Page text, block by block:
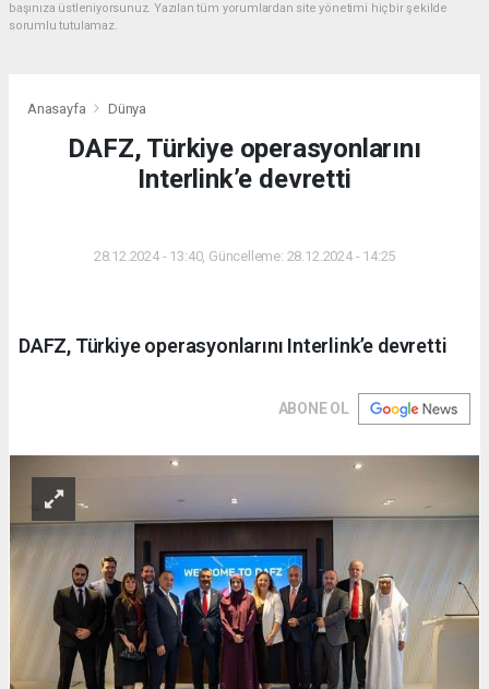
başınıza üstleniyorsunuz. Yazılan tüm yorumlardan site yönetimi hiçbir şekilde
sorumlu tutulamaz.
Anasayfa Dünya
DAFZ, Türkiye operasyonlarını
Interlink’e devretti
28.12.2024 - 13:40, Güncelleme: 28.12.2024 - 14:25
DAFZ, Türkiye operasyonlarını Interlink’e devretti
ABONE OL